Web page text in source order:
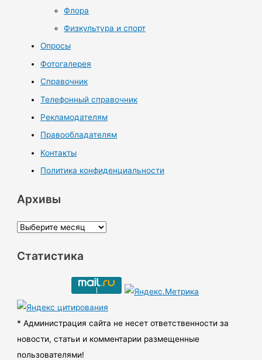
Флора
Физкультура и спорт
Опросы
Фотогалерея
Справочник
Телефонный справочник
Рекламодателям
Правообладателям
Контакты
Политика конфиденциальности
Архивы
А
х
ы
Статистика
* Администрация сайта не несет ответственности за
новости, статьи и комментарии размещенные
пользователями!